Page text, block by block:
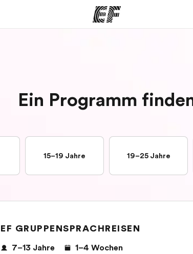
Ein Programm
15–19 Jahre 19–25 Jahre
EF GRUPPENSPRACHREISEN
7–13 Jahre
1–4 Wochen